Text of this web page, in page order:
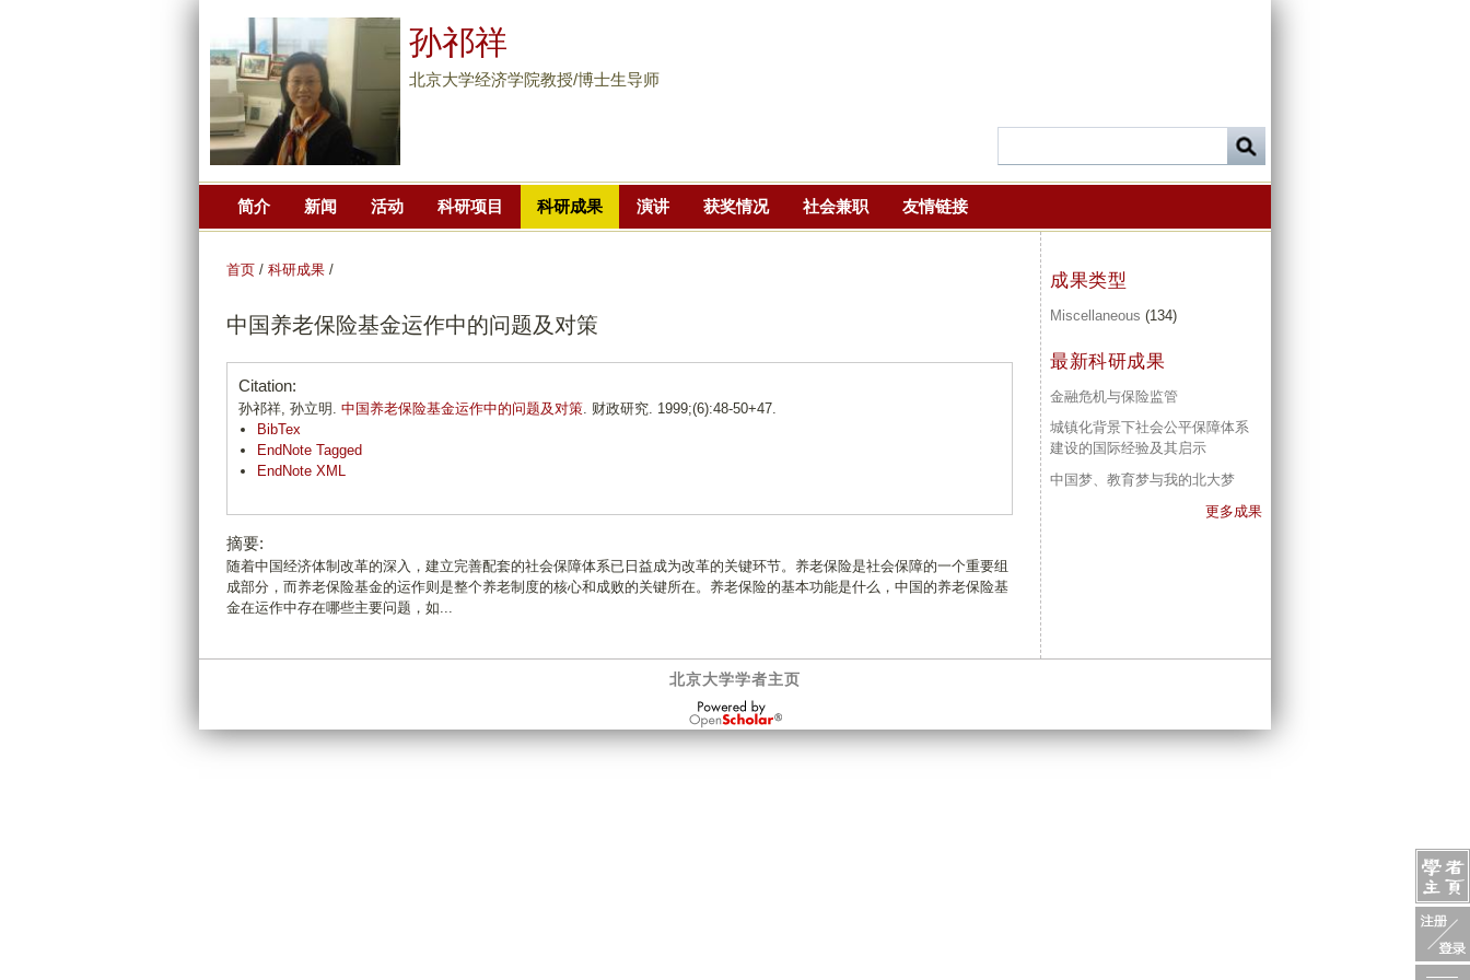
到
主
要
孙祁祥
北京大学经济学院教授/博士生导师
简介 新闻 活动 科研项目 科研成果 演讲 获奖情况 社会兼职 友情链接
首页 / 科研成果 /
中国养老保险基金运作中的问题及对策
Citation:
孙祁祥, 孙立明. 中国养老保险基金运作中的问题及对策. 财政研究. 1999;(6):48-50+47.
BibTex
EndNote Tagged
EndNote XML
摘要:
随着中国经济体制改革的深入，建立完善配套的社会保障体系已日益成为改革的关键环节。养老保险是社会保障的一个重要组
成部分，而养老保险基金的运作则是整个养老制度的核心和成败的关键所在。养老保险的基本功能是什么，中国的养老保险基
金在运作中存在哪些主要问题，如...
成果类型
Miscellaneous (134)
最新科研成果
金融危机与保险监管
城镇化背景下社会公平保障体系
建设的国际经验及其启示
中国梦、教育梦与我的北大梦
更多成果
北京大学学者主页
OpenScholar